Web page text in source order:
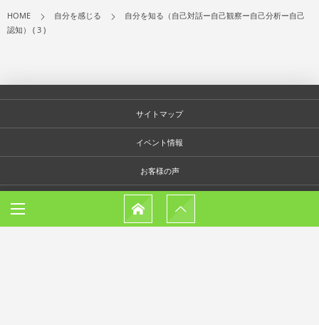
HOME 自分を感じる
自分を知る（自己対話ー自己観察ー自己分析ー自己
認知） ( 3 )
サイトマップ
イベント情報
お客様の声
ショップ